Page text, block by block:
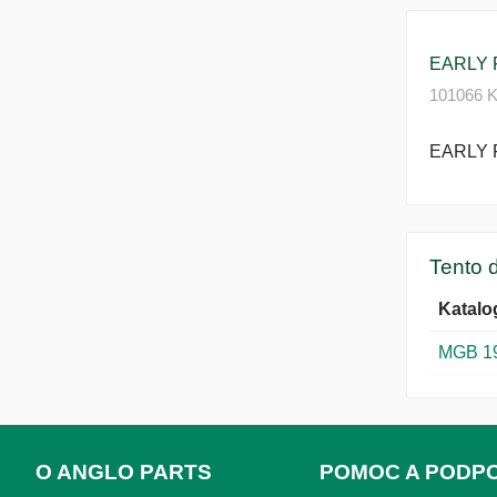
EARLY
101066
EARLY
Tento
MGB
O ANGLO PARTS POMOC A